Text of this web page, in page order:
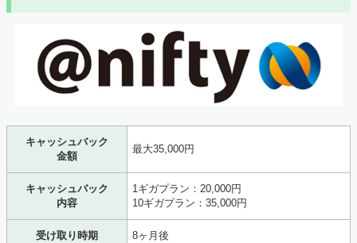
す。全て2択なので、該当する内容を選んで「次に進む」
を選択してください。
キャッシュバック
金額
最大35,000円
キャッシュバック
内容
1ギガプラン：20,000円
10ギガプラン：35,000円
受け取り時期 8ヶ月後